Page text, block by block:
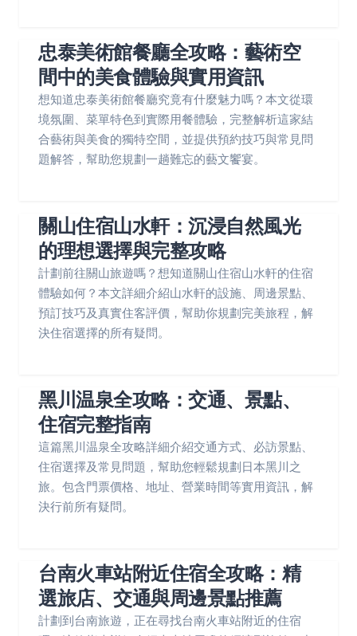
忠泰美術館餐廳全攻略：藝術空
間中的美食體驗與實用資訊
想知道忠泰美術館餐廳究竟有什麼魅力嗎？本文從環
境氛圍、菜單特色到實際用餐體驗，完整解析這家結
合藝術與美食的獨特空間，並提供預約技巧與常見問
題解答，幫助您規劃一趟難忘的藝文饗宴。
關山住宿山水軒：沉浸自然風光
的理想選擇與完整攻略
計劃前往關山旅遊嗎？想知道關山住宿山水軒的住宿
體驗如何？本文詳細介紹山水軒的設施、周邊景點、
預訂技巧及真實住客評價，幫助你規劃完美旅程，解
決住宿選擇的所有疑問。
黑川温泉全攻略：交通、景點、
住宿完整指南
這篇黑川温泉全攻略詳細介紹交通方式、必訪景點、
住宿選擇及常見問題，幫助您輕鬆規劃日本黑川之
旅。包含門票價格、地址、營業時間等實用資訊，解
決行前所有疑問。
台南火車站附近住宿全攻略：精
選旅店、交通與周邊景點推薦
計劃到台南旅遊，正在尋找台南火車站附近的住宿